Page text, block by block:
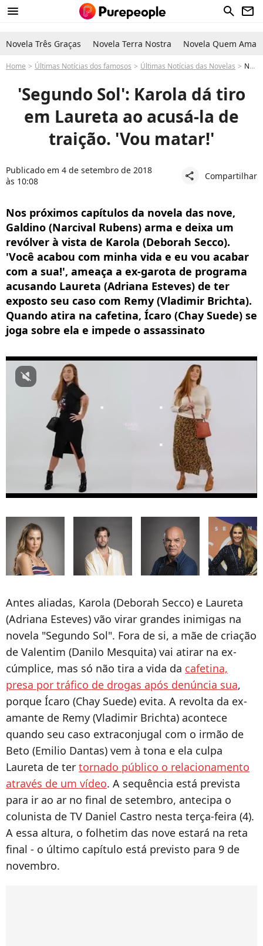
menu search newsletter
Novela Três Graças Novela Terra Nostra Novela Quem Ama
Home Últimas Notícias dos famosos Últimas Notícias das Novelas Novela Segundo Sol: Karola aponta arma para Laureta e atira. 'Matar você'
'Segundo Sol': Karola dá tiro
em Laureta ao acusá-la de
traição. 'Vou matar!'
Publicado em 4 de setembro de 2018
às 10:08
share Compartilhar
Nos próximos capítulos da novela das nove,
Galdino (Narcival Rubens) arma e deixa um
revólver à vista de Karola (Deborah Secco).
'Você acabou com minha vida e eu vou acabar
com a sua!', ameaça a ex-garota de programa
acusando Laureta (Adriana Esteves) de ter
exposto seu caso com Remy (Vladimir Brichta).
Quando atira na cafetina, Ícaro (Chay Suede) se
joga sobre ela e impede o assassinato
Antes aliadas, Karola (Deborah Secco) e Laureta
(Adriana Esteves) vão virar grandes inimigas na
novela "Segundo Sol". Fora de si, a mãe de criação
de Valentim (Danilo Mesquita) vai atirar na ex-
cúmplice, mas só não tira a vida da cafetina,
presa por tráfico de drogas após denúncia sua,
porque Ícaro (Chay Suede) evita. A revolta da ex-
amante de Remy (Vladimir Brichta) acontece
quando seu caso extraconjugal com o irmão de
Beto (Emilio Dantas) vem à tona e ela culpa
Laureta de ter tornado público o relacionamento
através de um vídeo. A sequência está prevista
para ir ao ar no final de setembro, antecipa o
colunista de TV Daniel Castro nesta terça-feira (4).
A essa altura, o folhetim das nove estará na reta
final - o último capítulo está previsto para 9 de
novembro.